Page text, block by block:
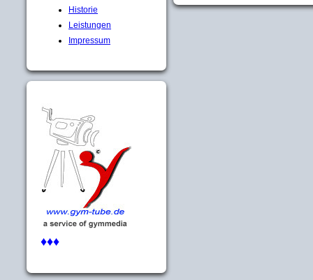
Historie
Leistungen
Impressum
♦♦♦